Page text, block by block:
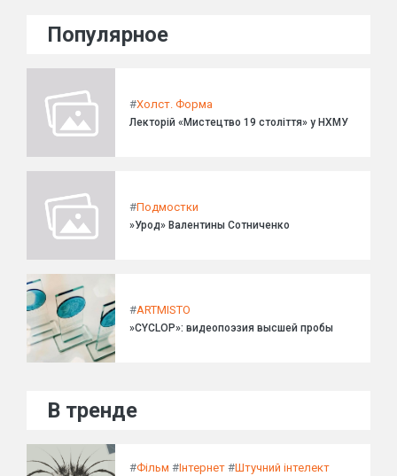
Популярное
#Холст. Форма
Лекторій «Мистецтво 19 століття» у НХМУ
#Подмостки
»Урод» Валентины Сотниченко
#ARTMISTO
»CYCLOP»: видеопоэзия высшей пробы
В тренде
#Фільм #Інтернет #Штучний інтелект